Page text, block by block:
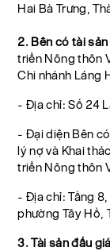
Hai Bà Trưng,
2. Bên có tài
triển Nông thôn
Chi nhánh Láng
- Địa chỉ: Số 24
- Đại diện Bên
lý nợ và Khai
triển Nông thôn
- Địa chỉ: Tầng
phường Tây Hồ,
3. Tài sản đấu